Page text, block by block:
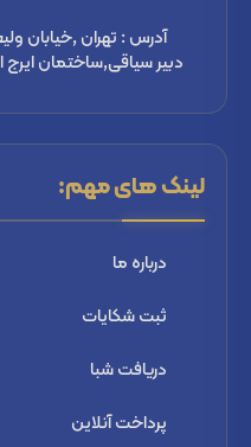
آدرس : تهران ,خیابان
دبیر سیاقی,ساختمان ایرج
لینک های مهم:
درباره ما
ثبت شكايات
دریافت شبا
پرداخت آنلاین